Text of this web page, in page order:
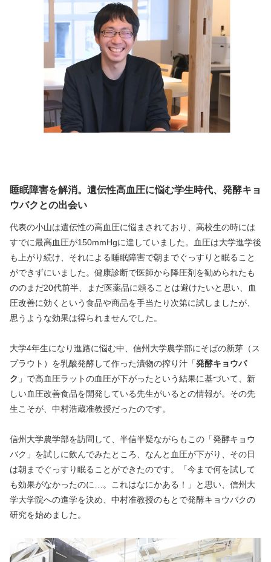
睡眠障害を解消。遺伝性高血圧に悩む学生時代、発酵キョ
ウバクとの出会い
代表の小山は遺伝性の高血圧に悩まされており、高校生の時には
すでに最高血圧が150mmHgに達していました。血圧は大学進学後
も上がり続け、それによる睡眠障害で朝までぐっすりと眠ること
ができずにいました。健康診断で医師から降圧剤を勧められたも
ののまだ20代前半、まだ医薬品に頼ることは避けたいと思い、血
圧改善に効くという食品や商品を手当たり次第に試しましたが、
思うような効果は得られませんでした。
大学4年生になり進路に悩む中、信州大学農学部にそばの新芽（ス
プラウト）を乳酸発酵して作った漬物の搾り汁「発酵キョウバ
ク 」で高血圧ラットの血圧が下がったという結果に基づいて、新
しい血圧改善食品を開発している先生がいるとの情報が。その先
生こそが、中村浩蔵准教授だったのです。
信州大学農学部を訪問して、半信半疑ながらもこの「発酵キョウ
バク」を試しに飲んでみたところ、なんと血圧が下がり、その日
は朝までぐっすり眠ることができたのです。「今まで何を試して
も効果がなかったのに…。これはなにかある！」と思い、信州大
学大学院への進学を決め、中村准教授のもとで発酵キョウバクの
研究を始めました。